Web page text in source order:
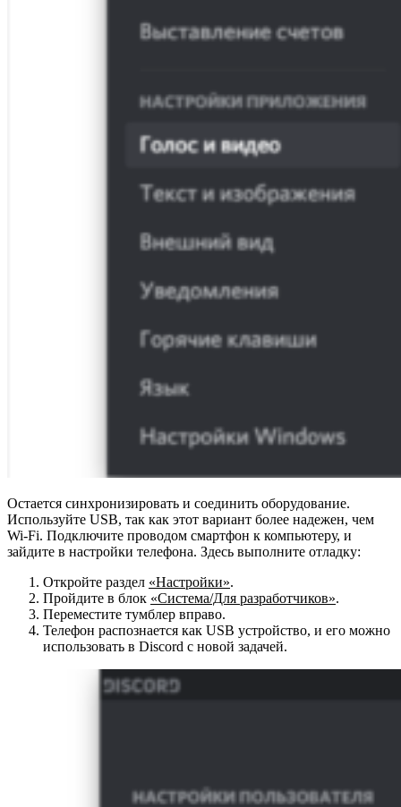
Остается синхронизировать и соединить оборудование.
Используйте USB, так как этот вариант более надежен, чем
Wi-Fi. Подключите проводом смартфон к компьютеру, и
зайдите в настройки телефона. Здесь выполните отладку:
Откройте раздел «Настройки».
Пройдите в блок «Система/Для разработчиков».
Переместите тумблер вправо.
Телефон распознается как USB устройство, и его можно
использовать в Discord с новой задачей.